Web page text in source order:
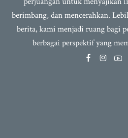
berimbang, dan mencerahkan.
berita, kami menjadi ruang bagi
berbagai perspektif yang